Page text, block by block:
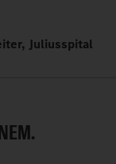
Juliusspital